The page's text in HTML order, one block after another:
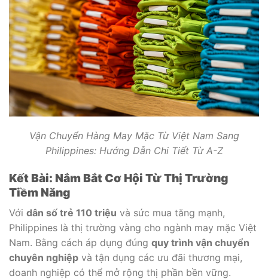
Vận Chuyển Hàng May Mặc Từ Việt Nam Sang
Philippines: Hướng Dẫn Chi Tiết Từ A-Z
Kết Bài: Nắm Bắt Cơ Hội Từ Thị Trường
Tiềm Năng
Với dân số trẻ 110 triệu và sức mua tăng mạnh,
Philippines là thị trường vàng cho ngành may mặc Việt
Nam. Bằng cách áp dụng đúng quy trình vận chuyển
chuyên nghiệp và tận dụng các ưu đãi thương mại,
doanh nghiệp có thể mở rộng thị phần bền vững.